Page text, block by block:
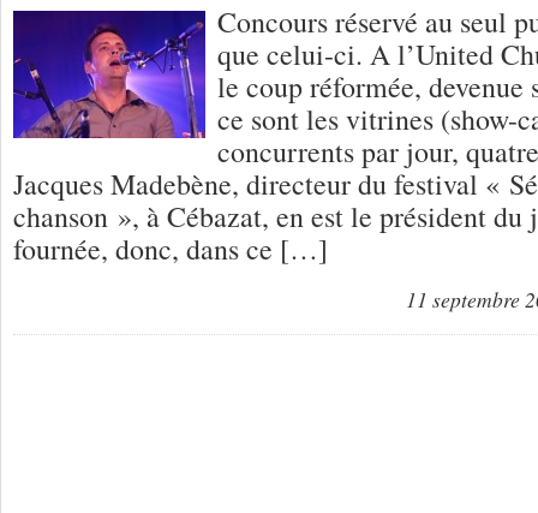
Concours réservé au seul
que celui-ci. A l’United
le coup réformée,
ce sont les vitrines (show-
concurrents par jour,
Jacques Madebène, directeur du festival «
chanson », à Cébazat, en est le président du
fournée, donc, dans ce […]
11 septembre